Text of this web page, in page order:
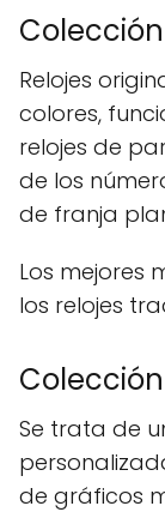
Relojes
colores,
relojes de
de los
de franja
Los mejores
los relojes
Se trata de
de gráficos